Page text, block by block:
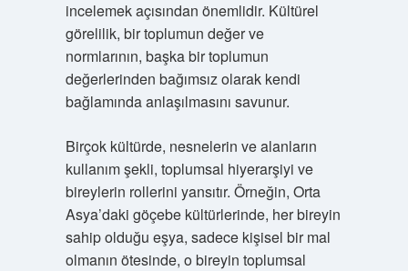
incelemek açısından önemlidir. Kültürel
görelilik, bir toplumun değer ve
normlarının, başka bir toplumun
değerlerinden bağımsız olarak kendi
bağlamında anlaşılmasını savunur.
Birçok kültürde, nesnelerin ve alanların
kullanım şekli, toplumsal hiyerarşiyi ve
bireylerin rollerini yansıtır. Örneğin, Orta
Asya’daki göçebe kültürlerinde, her bireyin
sahip olduğu eşya, sadece kişisel bir mal
olmanın ötesinde, o bireyin toplumsal